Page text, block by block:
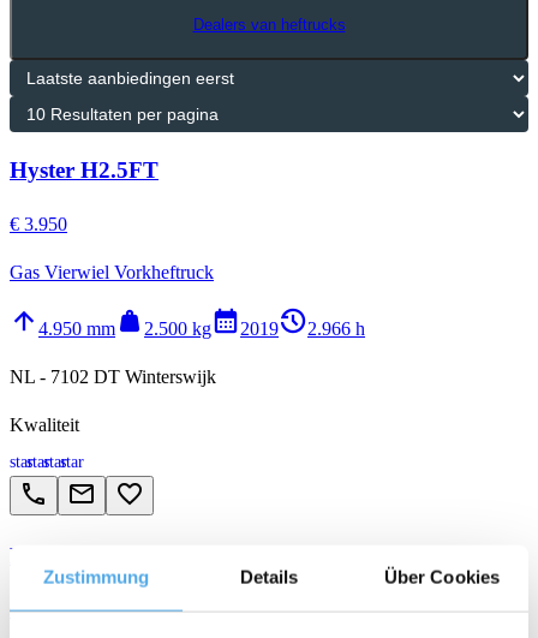
Zustimmung Details Über Cookies
Dealers van heftrucks
Hyster H2.5FT
€ 3.950
Gas Vierwiel Vorkheftruck
arrow_upward 4.950 mm weight 2.500 kgcalendar_month2019history_22.966 h
NL - 7102 DT Winterswijk
Kwaliteit
starstarstarstar
call email favorite_border
Linde H35T-01
€ 11.950